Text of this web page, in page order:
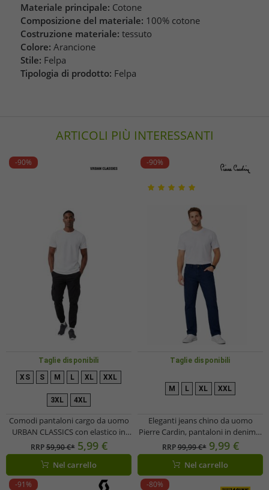
Materiale principale: Cotone
Composizione del materiale: 100% cotone
Costruzione materiale: tessuto
Colore: Arancione
Stile: Felpa
Tipologia di prodotto: Felpa
ARTICOLI PIÙ INTERESSANTI
-90%
Taglie disponibili
XS S M L XL XXL
3XL 4XL
Comodi pantaloni cargo da uomo
URBAN CLASSICS con elastico in
vita e tasche cargo, neri
RRP59,90 €* 5,99 €
Nel carrello
-90%
Taglie disponibili
M L XL XXL
Eleganti jeans chino da uomo
Pierre Cardin, pantaloni in denim e
cotone I22PI4565, blu
RRP99,99 €* 9,99 €
Nel carrello
-91% -80%